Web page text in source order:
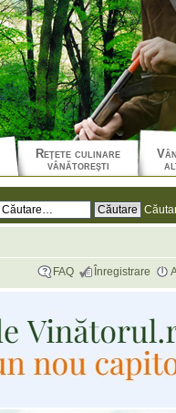
Reţete culinare
vânătoreşti
FAQ Înregistrare